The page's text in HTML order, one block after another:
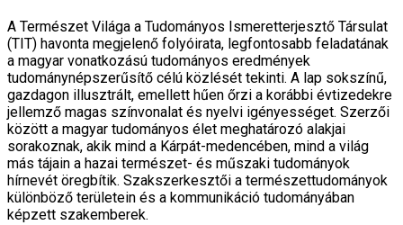
A Természet Világa a Tudományos Ismeretterjesztő Társulat
(TIT) havonta megjelenő folyóirata, legfontosabb feladatának
a magyar vonatkozású tudományos eredmények
tudománynépszerűsítő célú közlését tekinti. A lap sokszínű,
gazdagon illusztrált, emellett hűen őrzi a korábbi évtizedekre
jellemző magas színvonalat és nyelvi igényességet. Szerzői
között a magyar tudományos élet meghatározó alakjai
sorakoznak, akik mind a Kárpát-medencében, mind a világ
más tájain a hazai természet- és műszaki tudományok
hírnevét öregbítik. Szakszerkesztői a természettudományok
különböző területein és a kommunikáció tudományában
képzett szakemberek.